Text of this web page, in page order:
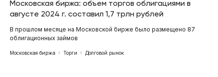
Московская биржа: объем торгов облигациями в
августе 2024 г. составил 1,7 трлн рублей
В прошлом месяце на Московской бирже было размещено 87
облигационных займов
Московская биржа Торги Долговой рынок